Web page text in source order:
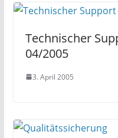
Technischer
04/2005
3. April 2005